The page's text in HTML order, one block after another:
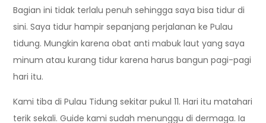
Bagian ini tidak terlalu penuh sehingga saya bisa tidur di
sini. Saya tidur hampir sepanjang perjalanan ke Pulau
tidung. Mungkin karena obat anti mabuk laut yang saya
minum atau kurang tidur karena harus bangun pagi-pagi
hari itu.
Kami tiba di Pulau Tidung sekitar pukul 11. Hari itu matahari
terik sekali. Guide kami sudah menunggu di dermaga. Ia